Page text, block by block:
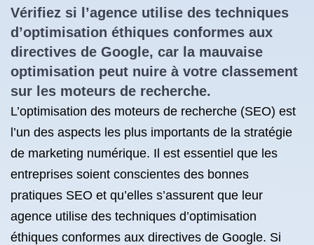
Vérifiez si l’agence utilise des techniques
d’optimisation éthiques conformes aux
directives de Google, car la mauvaise
optimisation peut nuire à votre classement
sur les moteurs de recherche.
L’optimisation des moteurs de recherche (SEO) est
l’un des aspects les plus importants de la stratégie
de marketing numérique. Il est essentiel que les
entreprises soient conscientes des bonnes
pratiques SEO et qu’elles s’assurent que leur
agence utilise des techniques d’optimisation
éthiques conformes aux directives de Google. Si